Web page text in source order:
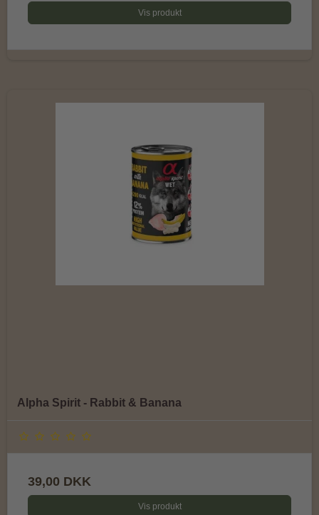
Vis produkt
Alpha Spirit - Rabbit & Banana
39,00 DKK
Vis produkt